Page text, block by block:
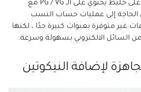
ورجها جيدًا ، وستحصل على خليط يحتوي على الـ PG / VG مع
الحاجة إلى عمليات حساب النسب
غير متوفرة بعبوات كبيرة جدًا ، لكنها